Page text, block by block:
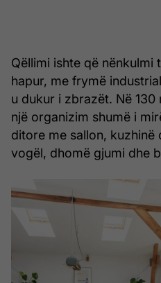
Qëllimi ishte që nënkulmi
hapur, me frymë
u dukur i zbrazët. Në
një organizim shumë i
ditore me sallon,
vogël, dhomë gjumi dhe